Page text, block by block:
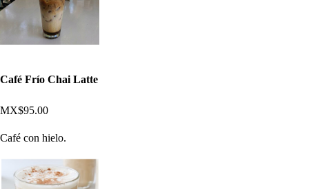
Café Frío Chai Latte
MX$95.00
Café con hielo.